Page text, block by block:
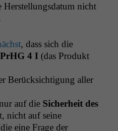
Her­stel­lungs­da­tum nicht
, dass sich die
4 I (das Pro­dukt
Berück­sich­ti­gung aller
auf die Sicher­heit des
nicht auf seine
eine Frage der